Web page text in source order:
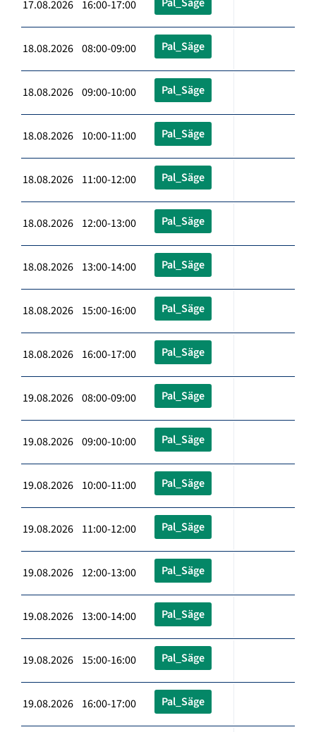
17.08.2026 16:00-17:00
18.08.2026 08:00-09:00 Pal_Säge
18.08.2026 09:00-10:00 Pal_Säge
18.08.2026 10:00-11:00 Pal_Säge
18.08.2026 11:00-12:00 Pal_Säge
18.08.2026 12:00-13:00 Pal_Säge
18.08.2026 13:00-14:00 Pal_Säge
18.08.2026 15:00-16:00 Pal_Säge
18.08.2026 16:00-17:00 Pal_Säge
19.08.2026 08:00-09:00 Pal_Säge
19.08.2026 09:00-10:00 Pal_Säge
19.08.2026 10:00-11:00 Pal_Säge
19.08.2026 11:00-12:00 Pal_Säge
19.08.2026 12:00-13:00 Pal_Säge
19.08.2026 13:00-14:00 Pal_Säge
19.08.2026 15:00-16:00 Pal_Säge
19.08.2026 16:00-17:00 Pal_Säge